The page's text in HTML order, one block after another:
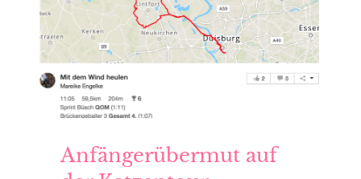
Anfängerübermut auf